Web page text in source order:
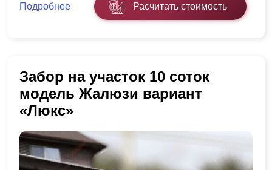
Подробнее Расчитать стоимость
Забор на участок 10 соток
модель Жалюзи вариант
«Люкс»